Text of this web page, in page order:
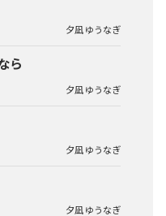
夕凪 ゆうなぎ
ら
夕凪 ゆうなぎ
夕凪 ゆうなぎ
夕凪 ゆうなぎ